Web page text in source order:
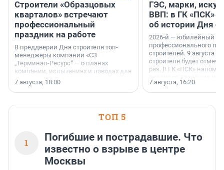
Строители «Образцовых
кварталов» встречают
профессиональный
праздник на работе
В преддверии Дня строителя топ-
менеджеры компании «СЗ
„Терминал-Ресурс“ — о планах
компании, испытаниях и поводах для
осторожного оптимизма.
7 августа, 18:00
ГЭС, марки,
ВВП: в ГК «ПСК»
об истории Дня
2026-й — юбилейный
профессионального
строителей. 9 августа
строителя будет
раз. В ГК «ПСК»
поменялась роль
7 августа, 16:20
ТОП 5
1
Погибшие и пострадавшие. Что
известно о взрыве в центре
Москвы